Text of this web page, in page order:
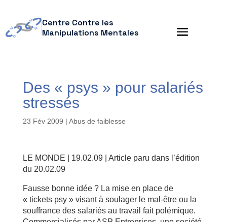
Centre Contre les
Manipulations Mentales
Des « psys » pour salariés
stressés
23 Fév 2009 | Abus de faiblesse
LE MONDE | 19.02.09 | Article paru dans l’édition
du 20.02.09
Fausse bonne idée ? La mise en place de
« tickets psy » visant à soulager le mal-être ou la
souffrance des salariés au travail fait polémique.